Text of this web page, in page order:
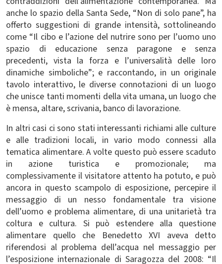
anche lo spazio della Santa Sede, “Non di solo pane”, ha
offerto suggestioni di grande intensità, sottolineando
come “Il cibo e l’azione del nutrire sono per l’uomo uno
spazio di educazione senza paragone e senza
precedenti, vista la forza e l’universalità delle loro
dinamiche simboliche”; e raccontando, in un originale
tavolo interattivo, le diverse connotazioni di un luogo
che unisce tanti momenti della vita umana, un luogo che
è mensa, altare, scrivania, banco di lavorazione.
In altri casi ci sono stati interessanti richiami alle culture
e alle tradizioni locali, in vario modo connessi alla
tematica alimentare. A volte questo può essere scaduto
in azione turistica e promozionale; ma
complessivamente il visitatore attento ha potuto, e può
ancora in questo scampolo di esposizione, percepire il
messaggio di un nesso fondamentale tra visione
dell’uomo e problema alimentare, di una unitarietà tra
coltura e cultura. Si può estendere alla questione
alimentare quello che Benedetto XVI aveva detto
riferendosi al problema dell’acqua nel messaggio per
l’esposizione internazionale di Saragozza del 2008: “Il